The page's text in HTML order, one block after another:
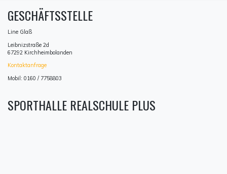
GESCHÄFTSSTELLE
Line Glaß
Leibnizstraße 2d
67292 Kirchheimbolanden
Kontaktanfrage
Mobil: 0160 / 7758803
SPORTHALLE REALSCHULE PLUS